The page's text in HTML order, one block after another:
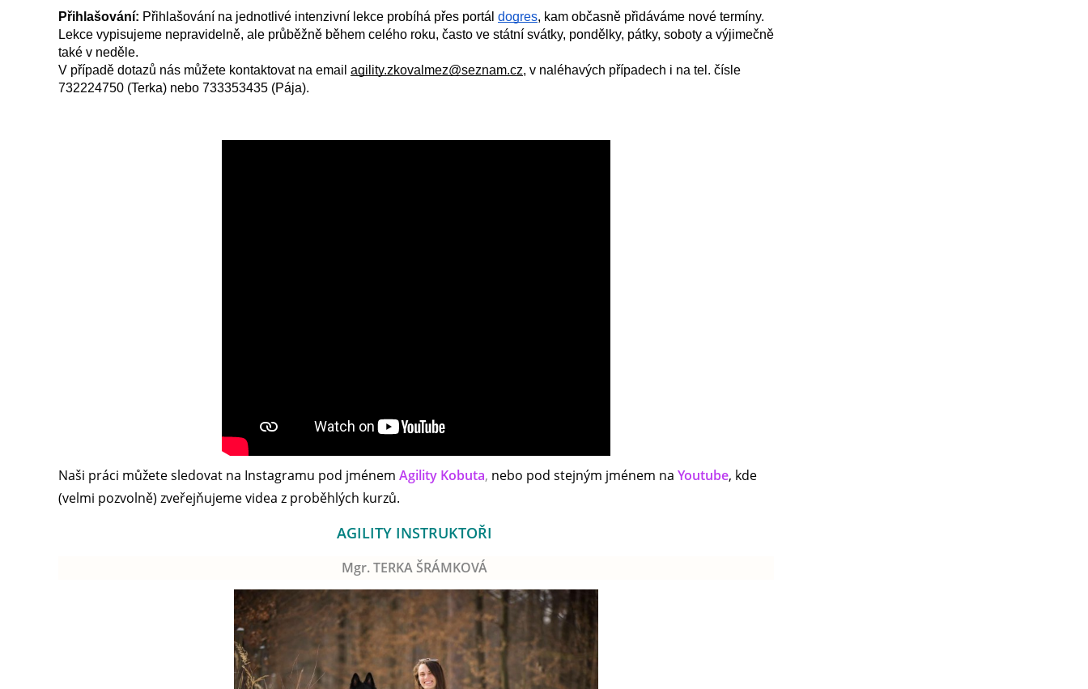
Přihlašování: Přihlašování na jednotlivé intenzivní lekce probíhá přes portál dogres, kam občasně přidáváme nové termíny.
Lekce vypisujeme nepravidelně, ale průběžně během celého roku, často ve státní svátky, pondělky, pátky, soboty a výjimečně
také v neděle.
V případě dotazů nás můžete kontaktovat na email agility.zkovalmez@seznam.cz, v naléhavých případech i na tel. čísle
732224750 (Terka) nebo 733353435 (Pája).
Naši práci můžete sledovat na Instagramu pod jménem Agility Kobuta, nebo pod stejným jménem na Youtube, kde
(velmi pozvolně) zveřejňujeme videa z proběhlých kurzů.
AGILITY INSTRUKTOŘI
Mgr. TERKA ŠRÁMKOVÁ